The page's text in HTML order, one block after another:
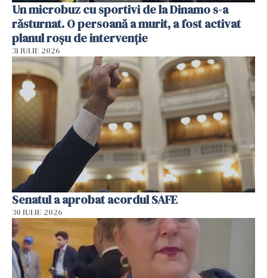
Un microbuz cu sportivi de la Dinamo s-a
răsturnat. O persoană a murit, a fost activat
planul roșu de intervenție
31 IULIE 2026
Senatul a aprobat acordul SAFE
30 IULIE 2026